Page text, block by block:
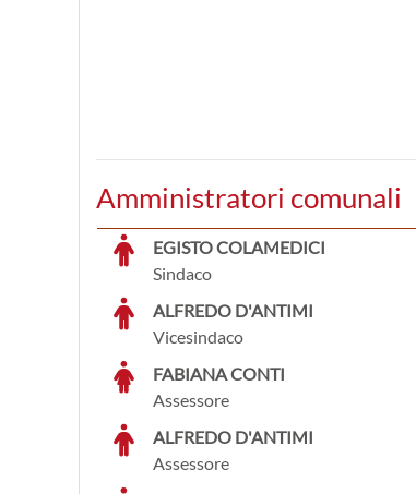
Amministratori comunali
EGISTO COLAMEDICI
Sindaco
ALFREDO D'ANTIMI
Vicesindaco
FABIANA CONTI
Assessore
ALFREDO D'ANTIMI
Assessore